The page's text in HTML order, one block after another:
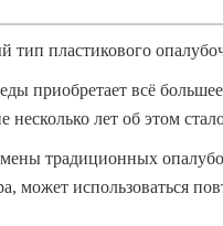
тип пластикового
приобретает всё большее
несколько лет об этом
традиционных
может использоваться